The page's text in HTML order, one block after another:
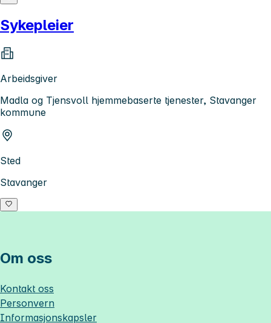
Sykepleier
Arbeidsgiver
Madla og Tjensvoll hjemmebaserte tjenester, Stavanger
kommune
Sted
Stavanger
Om oss
Kontakt oss
Personvern
Informasjonskapsler